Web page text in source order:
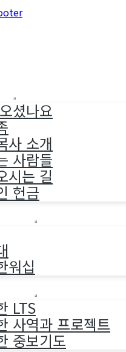
셨나요
사 소개
사람들
시는 길
헌금
워십
LTS
사역과 프로젝트
중보기도